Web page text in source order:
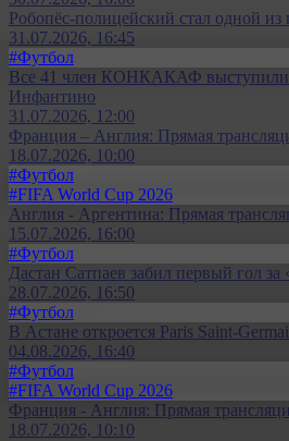
Робопёс-полицейский стал одной из
31.07.2026, 16:45
#Футбол
Все 41 член КОНКАКАФ выступили
Инфантино
31.07.2026, 12:00
Франция – Англия: Прямая
18.07.2026, 10:00
#Футбол
#FIFA World Cup 2026
Англия - Аргентина: Прямая
15.07.2026, 16:00
#Футбол
Дастан Сатпаев забил первый гол за
28.07.2026, 16:50
#Футбол
В Астане откроется Paris Saint-
04.08.2026, 16:40
#Футбол
#FIFA World Cup 2026
Франция - Англия: Прямая
18.07.2026, 10:10